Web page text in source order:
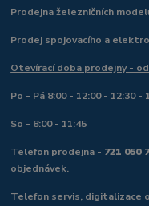
Prodejna železničních
Prodej spojovacího a
Otevírací doba prodejny -
Po - Pá 8:00 - 12:00 - 12:30 -
So - 8:00 - 11:45
Telefon prodejna - 721 050
objednávek.
Telefon servis, digitalizace